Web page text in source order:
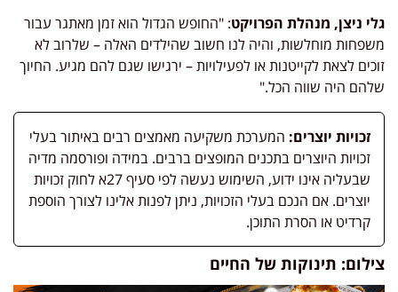
גלי ניצן, מנהלת הפרויקט: "החופש הגדול הוא זמן מאתגר עבור
משפחות מוחלשות, והיה לנו חשוב שהילדים האלה – שלרוב לא
זוכים לצאת לקייטנות או לפעילויות – ירגישו שגם להם מגיע. החיוך
שלהם היה שווה הכל."
זכויות יוצרים: המערכת משקיעה מאמצים רבים באיתור בעלי
זכויות היוצרים בתכנים המופצים ברבים. במידה ופורסמה מדיה
שבעליה אינו ידוע, השימוש נעשה לפי סעיף 27א לחוק זכויות
יוצרים. אם הנכם בעלי הזכויות, ניתן לפנות אלינו לצורך הוספת
קרדיט או הסרת התוכן.
צילום: תינוקות של החיים